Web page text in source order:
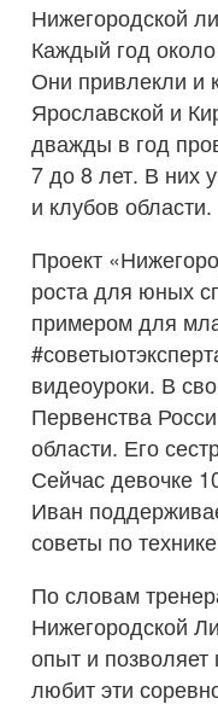
Нижегородской
Каждый год
Они привлекли и
Ярославской и
дважды в год
7 до 8 лет. В них
и клубов области.
Проект
роста для юных
примером для
видеоуроки. В
Первенства
области. Его
Сейчас девочке
Иван
советы по
По словам
Нижегородской
опыт и позволяет
любит эти